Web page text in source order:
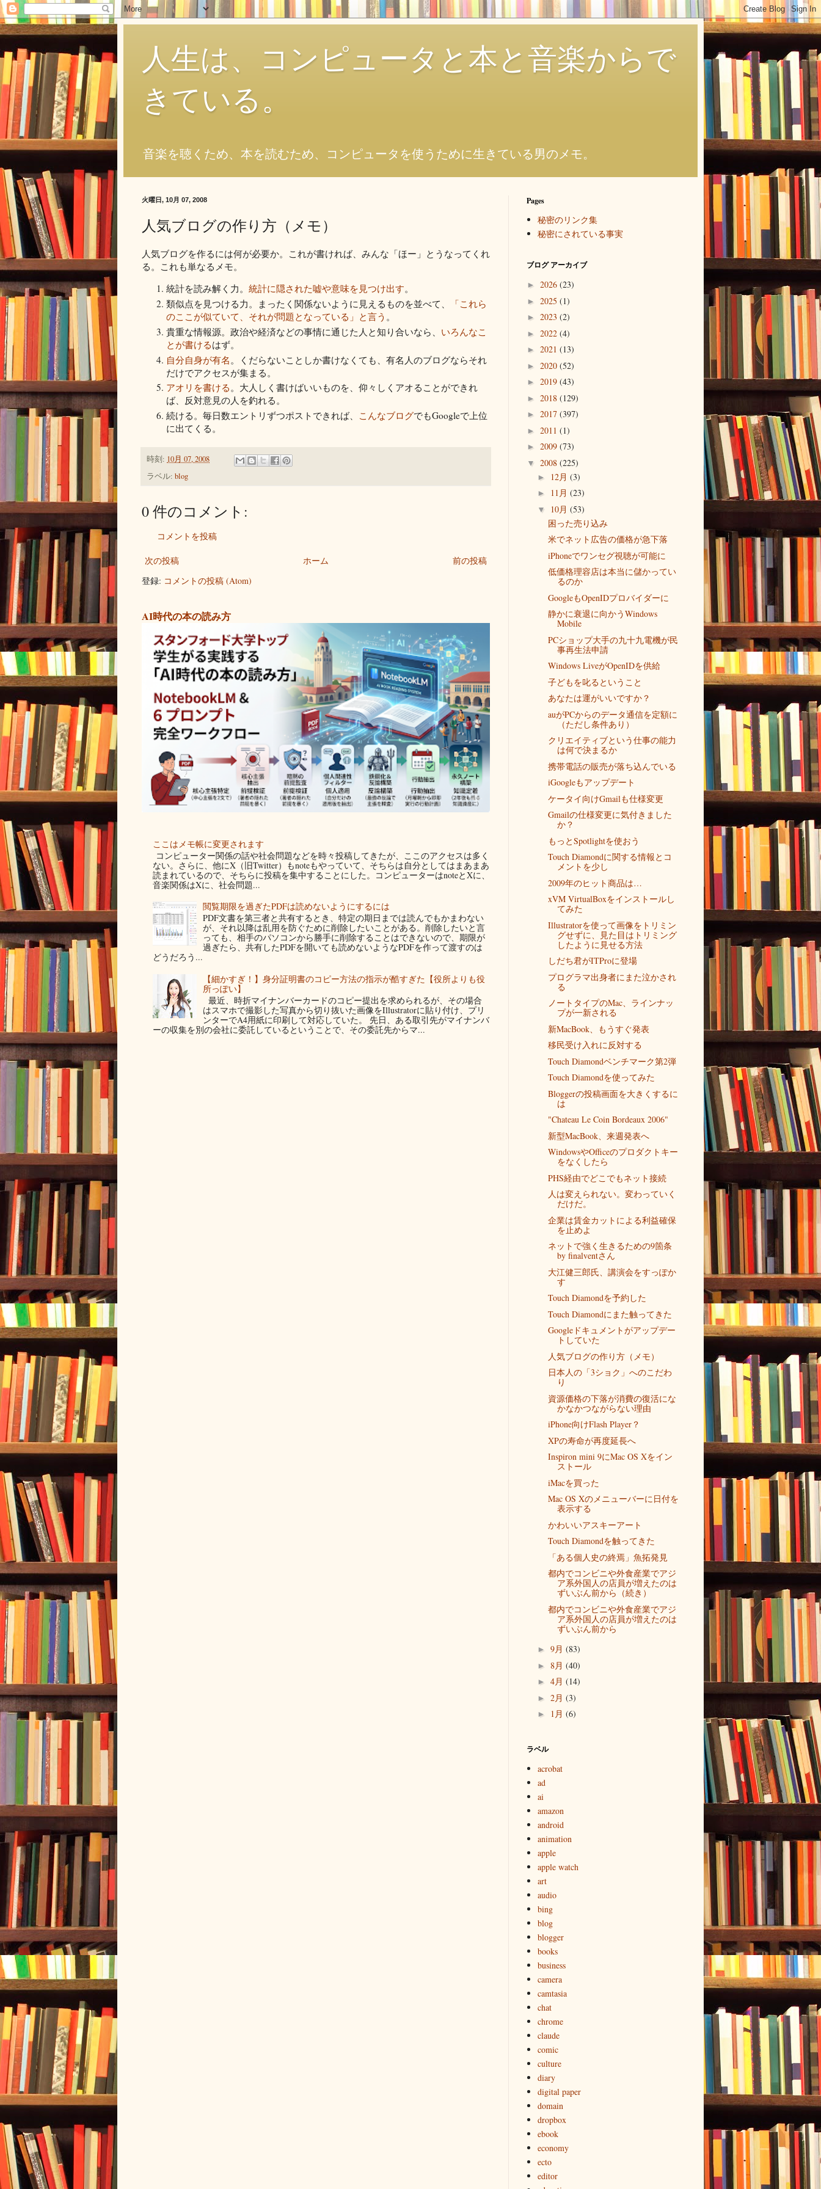
人生は、コンピュータと本と音楽からで
きている。
音楽を聴くため、本を読むため、コンピュータを使うために生きている男のメモ。
火曜日, 10月 07, 2008
人気ブログの作り方（メモ）
人気ブログを作るには何が必要か。これが書ければ、みんな「ほー」とうなってくれ
る。これも単なるメモ。
統計を読み解く力。 統計に隠された嘘や意味を見つけ出す。
類似点を見つける力。まったく関係ないように見えるものを並べて、
「これら
のここが似ていて、それが問題となっている」と言う 。
貴重な情報源。政治や経済などの事情に通じた人と知り合いなら、 いろんなこ
とが書けるはず。
自分自身が有名 。くだらないことしか書けなくても、有名人のブログならそれ
だけでアクセスが集まる。
アオリを書ける。大人しく書けばいいものを、仰々しくアオることができれ
ば、反対意見の人を釣れる。
続ける。毎日数エントリずつポストできれば、 こんなブログでもGoogleで上位
に出てくる。
時刻: 10月 07, 2008
ラベル: blog
0 件のコメント:
コメントを投稿
次の投稿 前の投稿
ホーム
登録: コメントの投稿 (Atom)
AI時代の本の読み方
ここはメモ帳に変更されます
コンピューター関係の話や社会問題などを時々投稿してきたが、ここのアクセスは多く
ない。さらに、他にX（旧Twitter）もnoteもやっていて、そちらは自分としてはまあまあ
読まれているので、そちらに投稿を集中することにした。コンピューターはnoteとXに、
音楽関係はXに、社会問題...
閲覧期限を過ぎたPDFは読めないようにするには
PDF文書を第三者と共有するとき、特定の期日までは読んでもかまわない
が、それ以降は乱用を防ぐために削除したいことがある。削除したいと言
っても、相手のパソコンから勝手に削除することはできないので、期限が
過ぎたら、共有したPDFを開いても読めないようなPDFを作って渡すのは
どうだろう...
【細かすぎ！】身分証明書のコピー方法の指示が酷すぎた【役所よりも役
所っぽい】
最近、時折マイナンバーカードのコピー提出を求められるが、その場合
はスマホで撮影した写真から切り抜いた画像をIllustratorに貼り付け、プリ
ンターでA4用紙に印刷して対応していた。 先日、ある取引先がマイナンバ
ーの収集を別の会社に委託しているということで、その委託先からマ...
Pages
秘密のリンク集
秘密にされている事実
ブログ アーカイブ
► 2026 (23)
► 2025 (1)
► 2023 (2)
► 2022 (4)
► 2021 (13)
► 2020 (52)
► 2019 (43)
► 2018 (129)
► 2017 (397)
► 2011 (1)
► 2009 (73)
▼ 2008 (225)
► 12月 (3)
► 11月 (23)
▼ 10月 (53)
困った売り込み
米でネット広告の価格が急下落
iPhoneでワンセグ視聴が可能に
低価格理容店は本当に儲かってい
るのか
GoogleもOpenIDプロバイダーに
静かに衰退に向かうWindows
Mobile
PCショップ大手の九十九電機が民
事再生法申請
Windows LiveがOpenIDを供給
子どもを叱るということ
あなたは運がいいですか？
auがPCからのデータ通信を定額に
（ただし条件あり）
クリエイティブという仕事の能力
は何で決まるか
携帯電話の販売が落ち込んでいる
iGoogleもアップデート
ケータイ向けGmailも仕様変更
Gmailの仕様変更に気付きました
か？
もっとSpotlightを使おう
Touch Diamondに関する情報とコ
メントを少し
2009年のヒット商品は…
xVM VirtualBoxをインストールし
てみた
Illustratorを使って画像をトリミン
グせずに、見た目はトリミング
したように見せる方法
しだち君がITProに登場
プログラマ出身者にまた泣かされ
る
ノートタイプのMac、ラインナッ
プが一新される
新MacBook、もうすぐ発表
移民受け入れに反対する
Touch Diamondベンチマーク第2弾
Touch Diamondを使ってみた
Bloggerの投稿画面を大きくするに
は
"Chateau Le Coin Bordeaux 2006"
新型MacBook、来週発表へ
WindowsやOfficeのプロダクトキー
をなくしたら
PHS経由でどこでもネット接続
人は変えられない。変わっていく
だけだ。
企業は賃金カットによる利益確保
を止めよ
ネットで強く生きるための9箇条
by finalventさん
大江健三郎氏、講演会をすっぽか
す
Touch Diamondを予約した
Touch Diamondにまた触ってきた
Googleドキュメントがアップデー
トしていた
人気ブログの作り方（メモ）
日本人の「3ショク」へのこだわ
り
資源価格の下落が消費の復活にな
かなかつながらない理由
iPhone向けFlash Player？
XPの寿命が再度延長へ
Inspiron mini 9にMac OS Xをイン
ストール
iMacを買った
Mac OS Xのメニューバーに日付を
表示する
かわいいアスキーアート
Touch Diamondを触ってきた
「ある個人史の終焉」魚拓発見
都内でコンビニや外食産業でアジ
ア系外国人の店員が増えたのは
ずいぶん前から（続き）
都内でコンビニや外食産業でアジ
ア系外国人の店員が増えたのは
ずいぶん前から
► 9月 (83)
► 8月 (40)
► 4月 (14)
► 2月 (3)
► 1月 (6)
ラベル
acrobat
ad
ai
amazon
android
animation
apple
apple watch
art
audio
bing
blog
blogger
books
business
camera
camtasia
chat
chrome
claude
comic
culture
diary
digital paper
domain
dropbox
ebook
economy
ecto
editor